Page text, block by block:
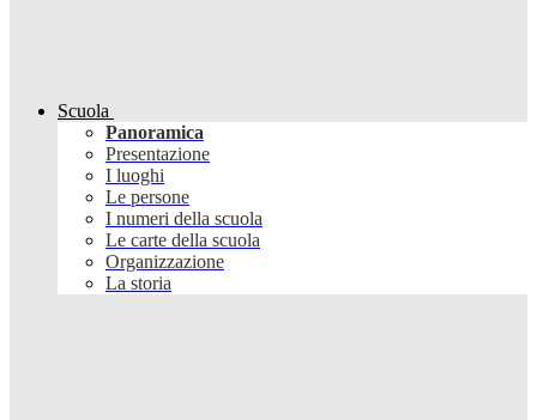
Scuola
Panoramica
Presentazione
I luoghi
Le persone
I numeri della scuola
Le carte della scuola
Organizzazione
La storia